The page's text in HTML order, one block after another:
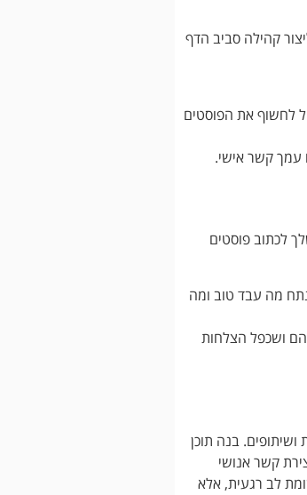
קהילה סביב הדף
לחשוף את הפוסטים
עמך קשר אישי.
לכתוב פוסטים
מה עבד טוב ומה
ושכפל הצלחות
בנה תוכן
קשר אנושי
לב רגעית, אלא